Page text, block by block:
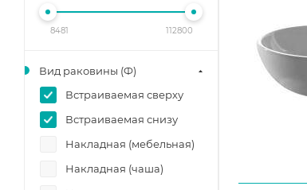
8481 112800
Вид раковины (Ф)
Встраиваемая сверху
Встраиваемая снизу
Накладная (мебельная)
Накладная (чаша)